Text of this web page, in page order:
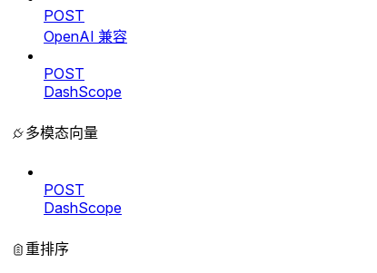
POST
OpenAI 兼容
POST
DashScope
多模态向量
POST
DashScope
重排序